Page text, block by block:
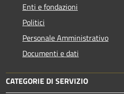
Enti e fondazioni
Politici
Personale Amministrativo
Documenti e dati
CATEGORIE DI SERVIZIO